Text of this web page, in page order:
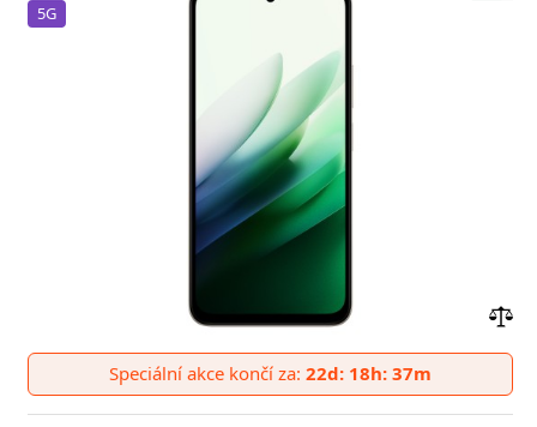
5G
do
Speciální akce končí za: 22d: 18h: 37m